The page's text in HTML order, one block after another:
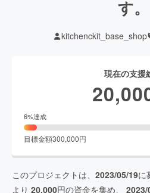
す。
kitchenckit_base_shop
現在の支援
6%達成
目標金額300,000円
このプロジェクトは、 2023/05/19に
より 20,000円の資金を集め、 2023/